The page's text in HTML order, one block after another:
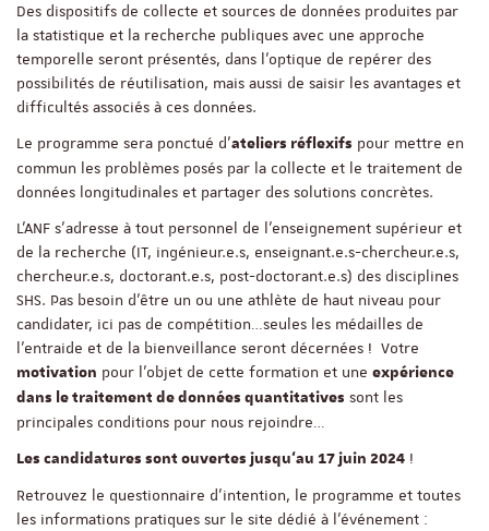
Des dispositifs de collecte et sources de données produites par
la statistique et la recherche publiques avec une approche
temporelle seront présentés, dans l’optique de repérer des
possibilités de réutilisation, mais aussi de saisir les avantages et
difficultés associés à ces données.
Le programme sera ponctué d’ateliers réflexifs pour mettre en
commun les problèmes posés par la collecte et le traitement de
données longitudinales et partager des solutions concrètes.
L’ANF s’adresse à tout personnel de l’enseignement supérieur et
de la recherche (IT, ingénieur.e.s, enseignant.e.s-chercheur.e.s,
chercheur.e.s, doctorant.e.s, post-doctorant.e.s) des disciplines
SHS. Pas besoin d’être un ou une athlète de haut niveau pour
candidater, ici pas de compétition…seules les médailles de
l’entraide et de la bienveillance seront décernées ! Votre
motivation pour l’objet de cette formation et une expérience
dans le traitement de données quantitatives sont les
principales conditions pour nous rejoindre…
Les candidatures sont ouvertes jusqu‘au 17 juin 2024 !
Retrouvez le questionnaire d’intention, le programme et toutes
les informations pratiques sur le site dédié à l’événement :